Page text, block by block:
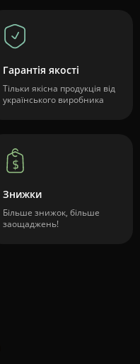
Гарантія якості
Тільки якісна продукція від
українського виробника
Знижки
Більше знижок, більше
заощаджень!